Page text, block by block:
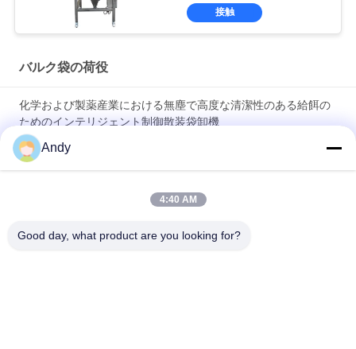
接触
バルク袋の荷役
化学および製薬産業における無塵で高度な清潔性のある給餌の
ためのインテリジェント制御散装袋卸機
清潔で塵のない作業環境 材料処理のための高度に専門化された
卸荷袋
粉塵フリー供給ステーションと直接排出スクリーンを統合した
を実現。
Andy
4:40 AM
Good day, what product are you looking for?